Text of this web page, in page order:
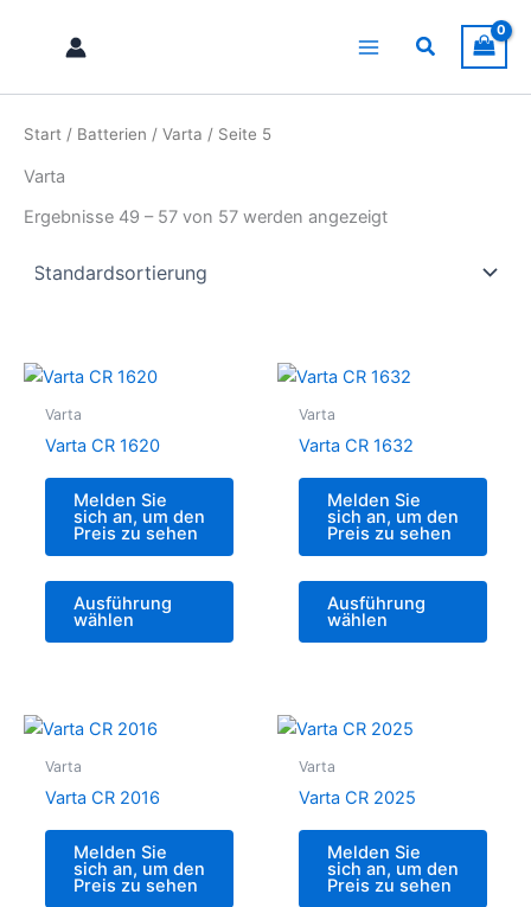
Suchen
Start / Batterien / Varta / Seite 5
Varta
Ergebnisse 49 – 57 von 57 werden angezeigt
Varta
Varta CR 1620
Melden Sie
sich an, um den
Preis zu sehen
Ausführung
wählen
Varta
Varta CR 1632
Melden Sie
sich an, um den
Preis zu sehen
Ausführung
wählen
Varta
Varta CR 2016
Melden Sie
sich an, um den
Preis zu sehen
Varta
Varta CR 2025
Melden Sie
sich an, um den
Preis zu sehen